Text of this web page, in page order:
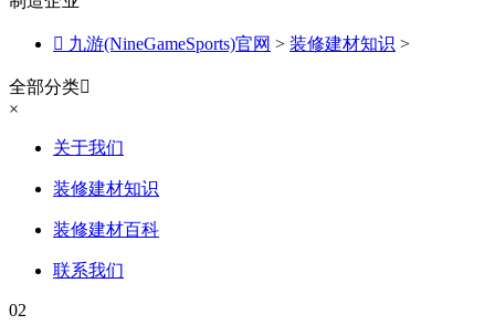
 九游(NineGameSports)官网 > 装修建材知识 >
全部分类
×
关于我们
装修建材知识
装修建材百科
联系我们
02